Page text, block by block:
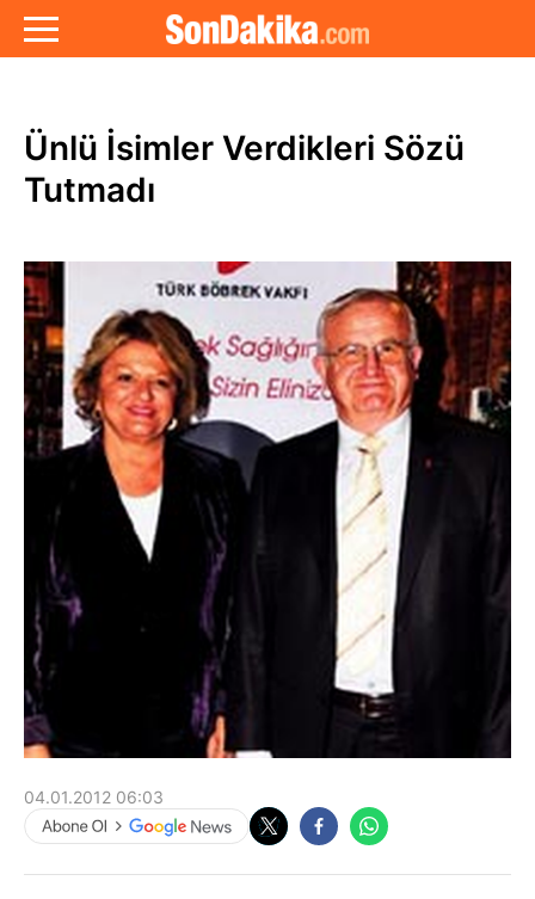
Ünlü İsimler Verdikleri Sözü
Tutmadı
04.01.2012 06:03